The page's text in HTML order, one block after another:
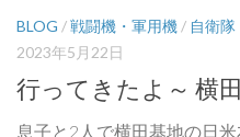
BLOG /戦闘機・軍用機 / 自衛
2023年5月22日
行ってきたよ～ 横
息子と2人で横田基地の日